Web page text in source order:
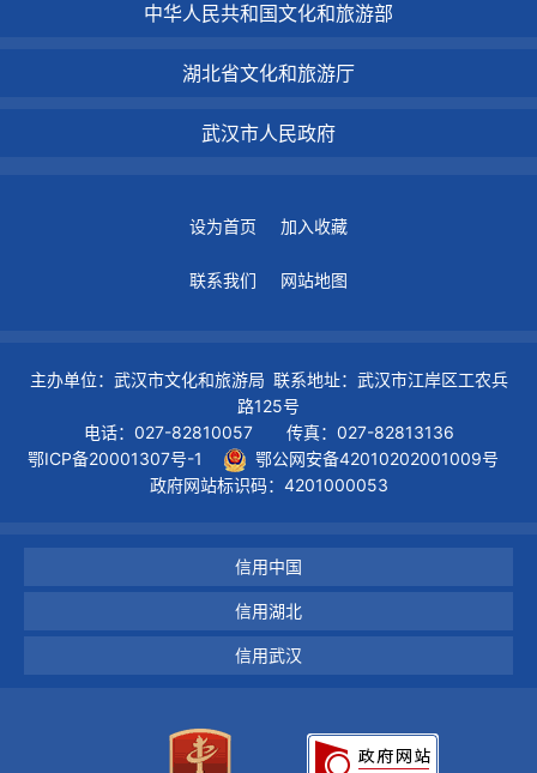
中华人民共和国文化和旅游部
湖北省文化和旅游厅
武汉市人民政府
设为首页 加入收藏
联系我们 网站地图
主办单位：武汉市文化和旅游局 联系地址：武汉市江岸区工农兵
路125号
电话：027-82810057 传真：027-82813136
鄂ICP备20001307号-1
鄂公网安备42010202001009号
政府网站标识码：4201000053
信用中国
信用湖北
信用武汉